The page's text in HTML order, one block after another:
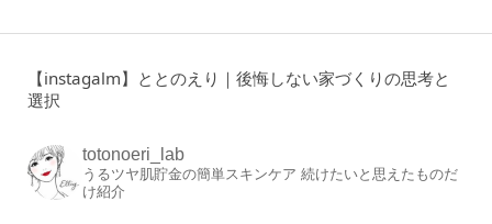
【instagalm】ととのえり｜後悔しない家づくりの思考と
選択
totonoeri_lab
うるツヤ肌貯金の簡単スキンケア 続けたいと思えたものだ
け紹介